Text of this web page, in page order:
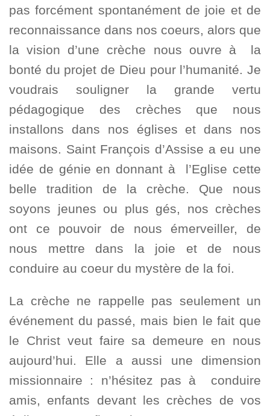
pas forcément spontanément de joie et de
reconnaissance dans nos coeurs, alors que
la vision d’une crèche nous ouvre à la
bonté du projet de Dieu pour l’humanité. Je
voudrais souligner la grande vertu
pédagogique des crèches que nous
installons dans nos églises et dans nos
maisons. Saint François d’Assise a eu une
idée de génie en donnant à l’Eglise cette
belle tradition de la crèche. Que nous
soyons jeunes ou plus gés, nos crèches
ont ce pouvoir de nous émerveiller, de
nous mettre dans la joie et de nous
conduire au coeur du mystère de la foi.
La crèche ne rappelle pas seulement un
événement du passé, mais bien le fait que
le Christ veut faire sa demeure en nous
aujourd’hui. Elle a aussi une dimension
missionnaire : n’hésitez pas à conduire
amis, enfants devant les crèches de vos